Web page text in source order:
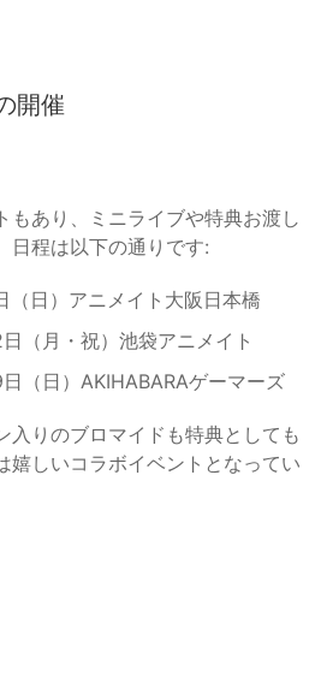
開催
もあり、ミニライブや特典お渡し
日程は以下の通りです:
日）アニメイト大阪日本橋
（月・祝）池袋アニメイト
（日）AKIHABARAゲーマーズ
入りのブロマイドも特典としても
嬉しいコラボイベントとなってい